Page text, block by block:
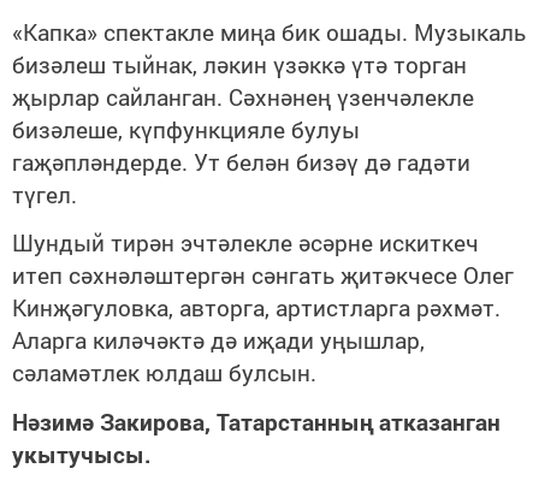
«Капка» спектакле миңа бик ошады. Музыкаль
бизәлеш тыйнак, ләкин үзәккә үтә торган
җырлар сайланган. Сәхнәнең үзенчәлекле
бизәлеше, күпфункцияле булуы
гаҗәпләндерде. Ут белән бизәү дә гадәти
түгел.
Шундый тирән эчтәлекле әсәрне искиткеч
итеп сәхнәләштергән сәнгать җитәкчесе Олег
Кинҗәгуловка, авторга, артистларга рәхмәт.
Аларга киләчәктә дә иҗади уңышлар,
сәламәтлек юлдаш булсын.
Нәзимә Закирова, Татарстанның атказанган
укытучысы.